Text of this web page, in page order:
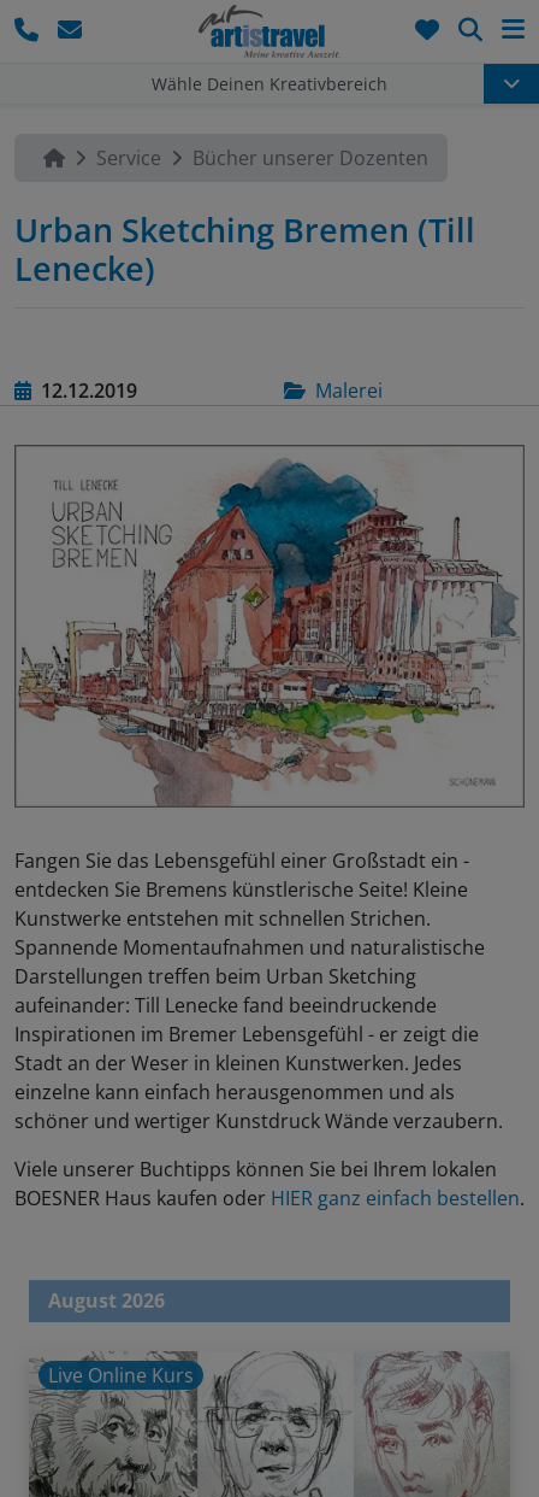
Wähle Deinen Kreativbereich
Service Bücher unserer Dozenten
Urban Sketching Bremen (Till
Lenecke)
12.12.2019 Malerei
Fangen Sie das Lebensgefühl einer Großstadt ein -
entdecken Sie Bremens künstlerische Seite! Kleine
Kunstwerke entstehen mit schnellen Strichen.
Spannende Momentaufnahmen und naturalistische
Darstellungen treffen beim Urban Sketching
aufeinander: Till Lenecke fand beeindruckende
Inspirationen im Bremer Lebensgefühl - er zeigt die
Stadt an der Weser in kleinen Kunstwerken. Jedes
einzelne kann einfach herausgenommen und als
schöner und wertiger Kunstdruck Wände verzaubern.
Viele unserer Buchtipps können Sie bei Ihrem lokalen
BOESNER Haus kaufen oder HIER ganz einfach bestellen.
August 2026
Live Online Kurs